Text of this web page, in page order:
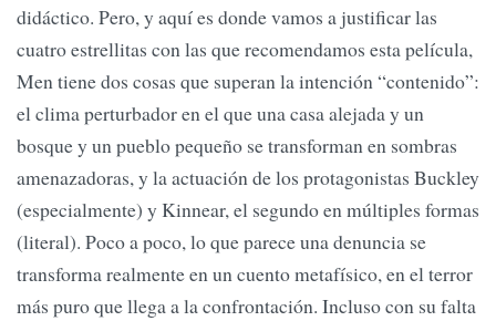
didáctico. Pero, y aquí es donde vamos a justificar las
cuatro estrellitas con las que recomendamos esta película,
Men tiene dos cosas que superan la intención “contenido”:
el clima perturbador en el que una casa alejada y un
bosque y un pueblo pequeño se transforman en sombras
amenazadoras, y la actuación de los protagonistas Buckley
(especialmente) y Kinnear, el segundo en múltiples formas
(literal). Poco a poco, lo que parece una denuncia se
transforma realmente en un cuento metafísico, en el terror
más puro que llega a la confrontación. Incluso con su falta